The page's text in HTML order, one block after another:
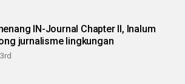
IN-Journal Chapter II, Inalum
jurnalisme lingkungan